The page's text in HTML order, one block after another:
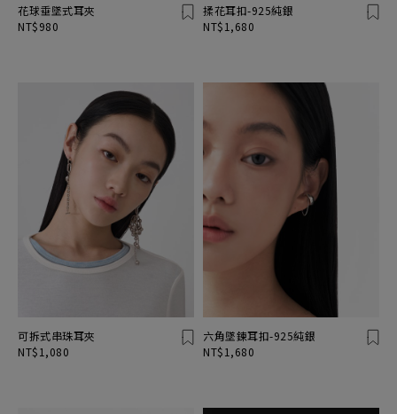
花球垂墜式耳夾
NT$980
揉花耳扣-925純銀
NT$1,680
可拆式串珠耳夾
NT$1,080
六角墜鍊耳扣-925純銀
NT$1,680